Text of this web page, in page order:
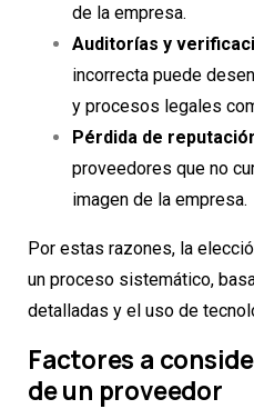
de la empresa.
Auditorías y
incorrecta puede
y procesos legales
Pérdida de
proveedores que no
imagen de la empresa.
Por estas razones, la
un proceso sistemático,
detalladas y el uso de
Factores a
de un proveedor